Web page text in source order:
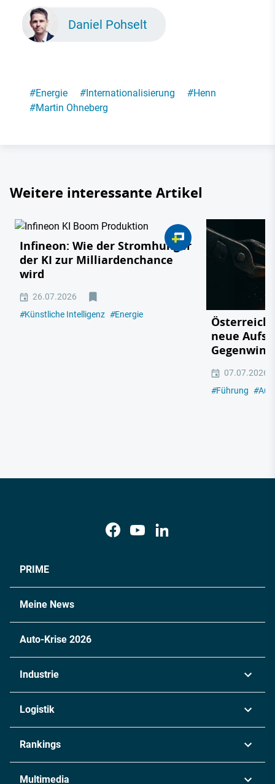
Daniel Pohselt
#Energie #Internationalisierung #Henn
#Martin Ohneberg
Weitere interessante Artikel
Infineon: Wie der Stromhunger
der KI zur Milliardenchance
wird
26.07.2026
#Künstliche Intelligenz #Energie
neue
Gegenwind
07.07.2026
#Führung #
PRIME
Meine News
Auto-Krise 2026
Industrie
Chemie
Metall
Logistik
Rankings
Multimedia